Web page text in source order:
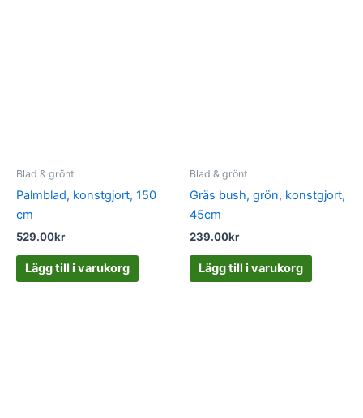
Blad & grönt
Palmblad, konstgjort, 150
cm
529.00kr
Lägg till i varukorg
Blad & grönt
Gräs bush, grön, konstgjort,
45cm
239.00kr
Lägg till i varukorg